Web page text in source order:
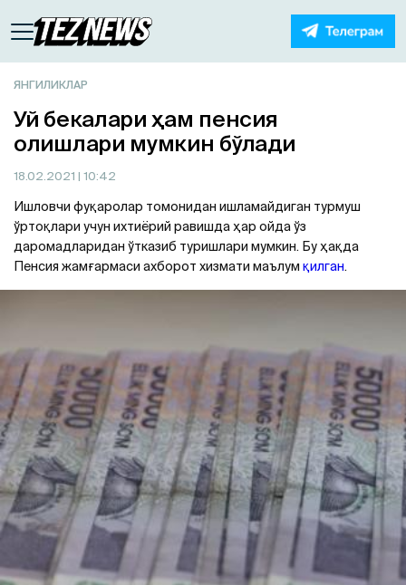
ЯНГИЛИКЛАР
Уй бекалари ҳам пенсия
олишлари мумкин бўлади
18.02.2021 | 10:42
Ишловчи фуқаролар томонидан ишламайдиган турмуш
ўртоқлари учун ихтиёрий равишда ҳар ойда ўз
даромадларидан ўтказиб туришлари мумкин. Бу ҳақда
Пенсия жамғармаси ахборот хизмати маълум қилган.